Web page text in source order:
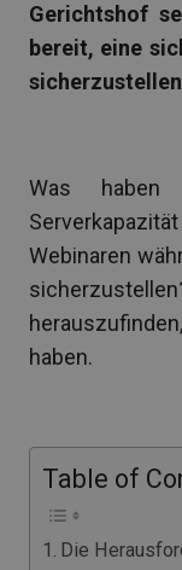
Gerichtshof
bereit, eine
Was
Webinaren
haben.
Table of
Die